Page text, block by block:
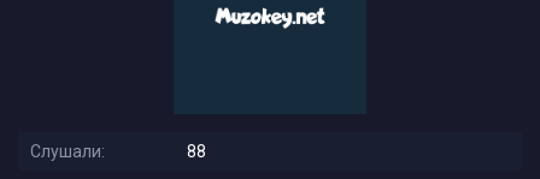
Слушали:
88